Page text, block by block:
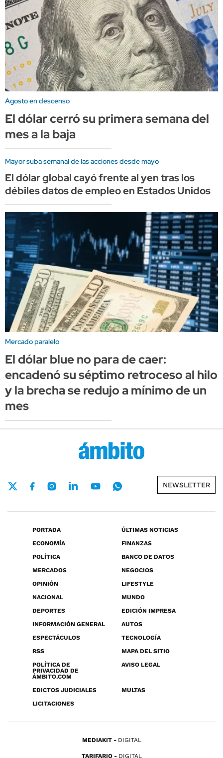
Agosto en descenso
El dólar cerró su primera semana del
mes a la baja
Mayor suba semanal de las acciones desde mayo
El dólar global cayó frente al yen tras los
débiles datos de empleo en Estados Unidos
Mercado paralelo
El dólar blue no para de caer:
encadenó su séptimo retroceso al hilo
y la brecha se redujo a mínimo de un
mes
NEWSLETTER
PORTADA
ÚLTIMAS NOTICIAS
ECONOMÍA
FINANZAS
POLÍTICA
BANCO DE DATOS
MERCADOS
NEGOCIOS
OPINIÓN
LIFESTYLE
NACIONAL
MUNDO
DEPORTES
EDICIÓN IMPRESA
INFORMACIÓN GENERAL
AUTOS
ESPECTÁCULOS
TECNOLOGÍA
RSS
MAPA DEL SITIO
POLÍTICA DE
PRIVACIDAD DE
ÁMBITO.COM
AVISO LEGAL
EDICTOS JUDICIALES
MULTAS
LICITACIONES
MEDIAKIT DIGITAL
TARIFARIO DIGITAL